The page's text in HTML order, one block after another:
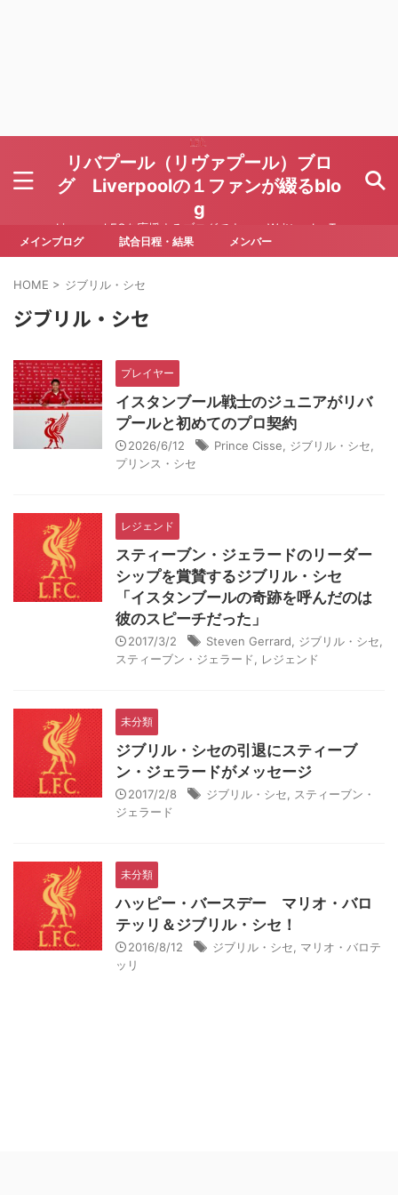
リバプール（リヴァプール）ブロ
グ Liverpoolの１ファンが綴るblo
g
Liverpool FCを応援するブログです Written by To
ru Yoda
メインブログ 試合日程・結果 メンバー
HOME > ジブリル・シセ
ジブリル・シセ
プレイヤー
イスタンブール戦士のジュニアがリバ
プールと初めてのプロ契約
2026/6/12 Prince Cisse ジブリル・シセ
プリンス・シセ
レジェンド
スティーブン・ジェラードのリーダー
シップを賞賛するジブリル・シセ
「イスタンブールの奇跡を呼んだのは
彼のスピーチだった」
2017/3/2 Steven Gerrard ジブリル・シセ
スティーブン・ジェラード
レジェンド
未分類
ジブリル・シセの引退にスティーブ
ン・ジェラードがメッセージ
2017/2/8 ジブリル・シセ
スティーブン・
ジェラード
未分類
ハッピー・バースデー マリオ・バロ
テッリ＆ジブリル・シセ！
2016/8/12 ジブリル・シセ
マリオ・バロテ
ッリ